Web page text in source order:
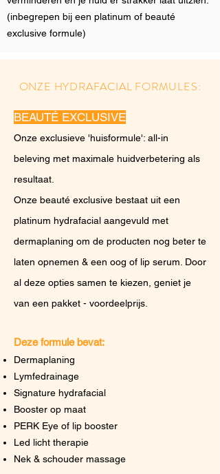
(inbegrepen bij een platinum of beauté
exclusive formule)
ONZE HYDRAFACIAL FORMULES:
BEAUTÉ EXCLUSIVE
Onze exclusieve 'huisformule': all-in
beleving met maximale huidverbetering als
resultaat.
Onze beauté exclusive bestaat uit een
platinum hydrafacial aangevuld met
dermaplaning om de producten nog beter te
laten opnemen & een oog of lip serum. Door
al deze opties samen te kiezen, geniet je
van een pakket - voordeelprijs.
Deze formule bevat:
Dermaplaning
Lymfedrainage
Signature hydrafacial
Booster op maat
PERK Eye of lip booster
Led licht therapie
Nek & schouder massage